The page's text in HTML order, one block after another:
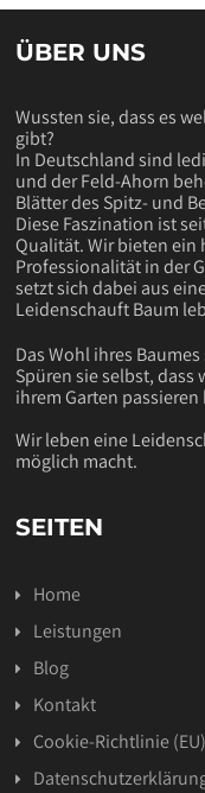
ÜBER UNS
Wussten sie, dass es
gibt?
In Deutschland sind
und der Feld-Ahorn
Blätter des Spitz- und
Diese Faszination ist
Qualität. Wir bieten ein
Professionalität in der
setzt sich dabei aus
Leidenschauft Baum
Das Wohl ihres
Spüren sie selbst, dass
ihrem Garten passieren
Wir leben eine
möglich macht.
SEITEN
Home
Leistungen
Blog
Kontakt
Cookie-Richtlinie (EU)